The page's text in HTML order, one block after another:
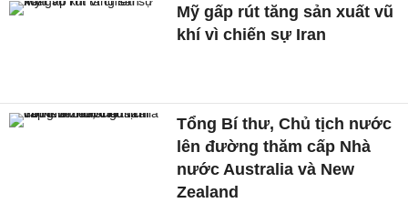
Mỹ gấp rút tăng sản xuất vũ
khí vì chiến sự Iran
Tổng Bí thư, Chủ tịch nước
lên đường thăm cấp Nhà
nước Australia và New
Zealand